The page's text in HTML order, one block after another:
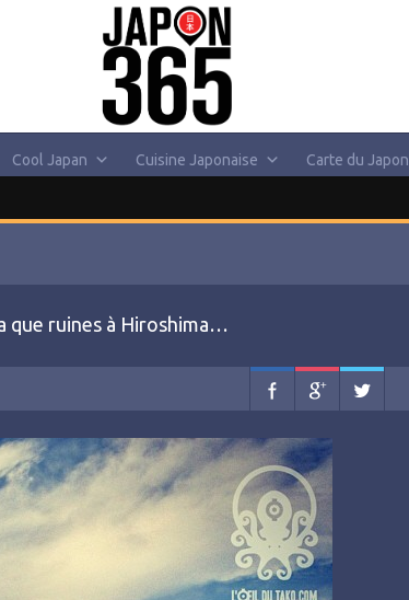
Cool Japan Cuisine Japonaise Carte du Japon
que ruines à Hiroshima…